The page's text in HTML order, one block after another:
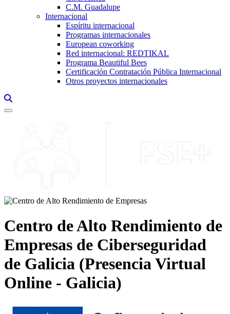
C.M. Guadalupe
Internacional
Espíritu internacional
Programas internacionales
European coworking
Red internacional: REDTIKAL
Programa Beautiful Bees
Certificación Contratación Pública Internacional
Otros proyectos internacionales
Centro de Alto Rendimiento de
Empresas de Ciberseguridad
de Galicia (Presencia Virtual
Online - Galicia)